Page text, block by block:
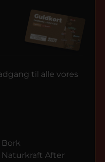
til alle vores
After